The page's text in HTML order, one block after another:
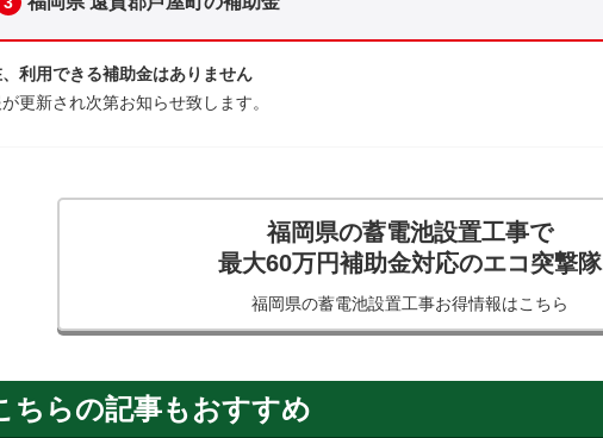
利用できる補助金はありません
更新され次第お知らせ致します。
福岡県の蓄電池設置工事で
最大60万円補助金対応のエコ突撃隊
福岡県の蓄電池設置工事お得情報はこちら
ちらの記事もおすすめ